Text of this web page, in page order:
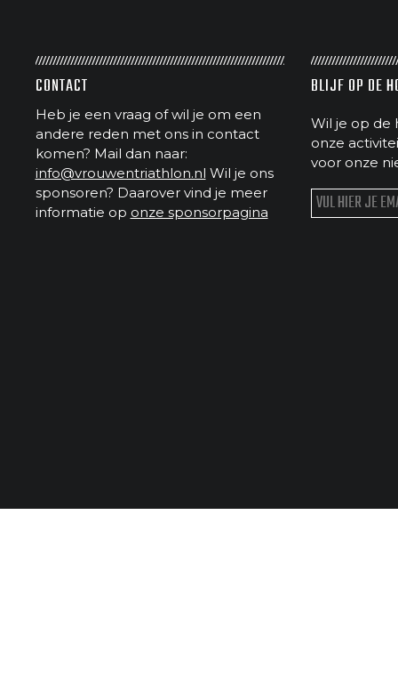
CONTACT
Heb je een vraag of wil je om een
andere reden met ons in contact
komen? Mail dan naar:
info@vrouwentriathlon.nl Wil je ons
sponsoren? Daarover vind je meer
informatie op onze sponsorpagina
BLIJF OP DE
Wil je op de
onze
voor onze